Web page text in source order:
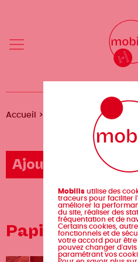
Menu
principal
Menu
Fil
Accueil Papier
Ajouter un
Papier
Mobilis utilise des
traceurs pour faciliter
améliorer la
du site, réaliser des
fréquentation et de
Certains cookies,
fonctionnels et de
votre accord pour être
pouvez changer
paramétrant vos